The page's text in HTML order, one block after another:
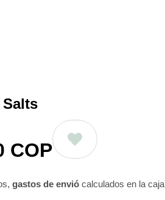
COP
gastos de envió calculados en la caja